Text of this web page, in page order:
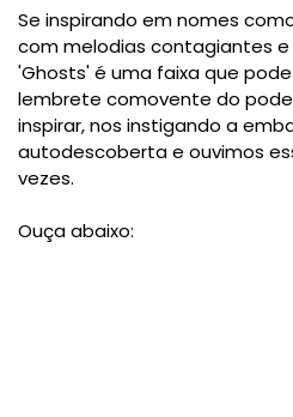
Se inspirando em nomes
com melodias contagiantes
'Ghosts' é uma faixa que
lembrete comovente do
inspirar, nos instigando a
autodescoberta e ouvimos
vezes.
Ouça abaixo: